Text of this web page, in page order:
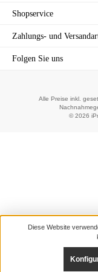
Shopservice
Zahlungs- und
Folgen Sie uns
Alle Preise inkl.
© 2026
Diese Website